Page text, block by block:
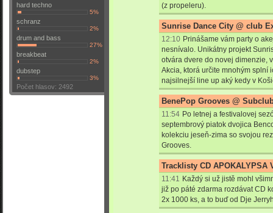
hard techno
5%
schranz
2%
drum and bass
27%
breakbeat
2%
dubstep
3%
Počet hlasov: 2492
(z propeleru).
Sunrise Dance City @ club
12:10 Prinášame vám party o
nesnívalo. Unikátny projekt
otvára dvere do novej dimenzie,
Akcia, ktorá určite mnohým splní
najsilnejší line up aký kedy v
BenePop Grooves @
11:54 Po letnej a festivalovej
septembrový piatok dvojica
kolekciu jeseň-zima so svojou
Grooves.
Tracklisty CD APOKALYPSA
11:41 Každý si už jistě mohl
již po páté zdarma rozdávat CD
2x 1000 ks, a to buď od Dje